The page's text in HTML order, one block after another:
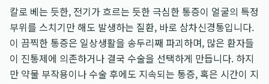
칼로 베는 듯한, 전기가 흐르는 듯한 극심한 통증이 얼굴의 특정
부위를 스치기만 해도 발생하는 질환, 바로 삼차신경통입니다.
이 끔찍한 통증은 일상생활을 송두리째 파괴하며, 많은 환자들
이 진통제에 의존하거나 결국 수술을 선택하게 만듭니다. 하지
만 약물 부작용이나 수술 후에도 지속되는 통증, 혹은 시간이 지